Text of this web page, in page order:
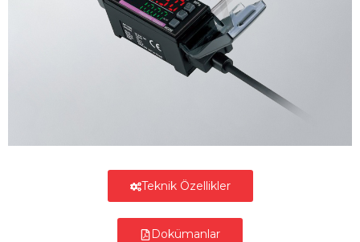
Teknik Özellikler
Dokümanlar